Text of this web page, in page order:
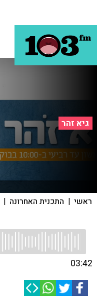
גיא זהר
ראשי | התכנית האחרונה |
03:42